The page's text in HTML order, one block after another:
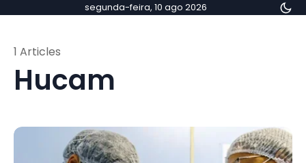
segunda-feira, 10 ago 2026
Hucam
1 Articles